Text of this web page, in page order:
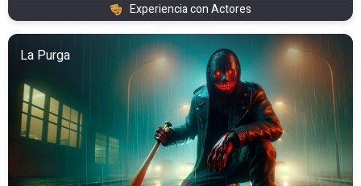
Experiencia con Actores
La Purga